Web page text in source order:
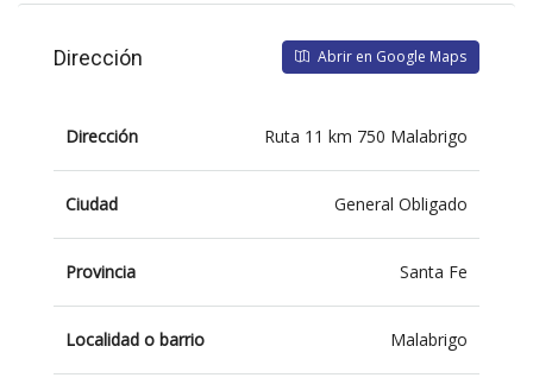
Dirección Abrir en Google Maps
Dirección Ruta 11 km 750 Malabrigo
Ciudad General Obligado
Provincia Santa Fe
Localidad o barrio Malabrigo